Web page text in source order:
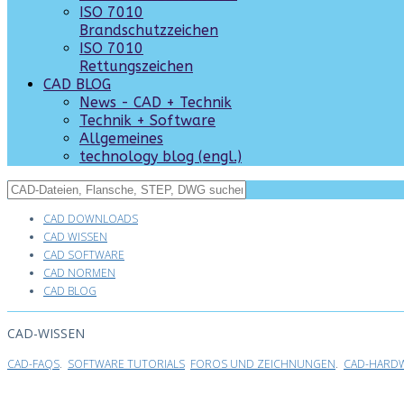
ISO 7010
Brandschutzzeichen
ISO 7010
Rettungszeichen
CAD BLOG
News - CAD + Technik
Technik + Software
Allgemeines
technology blog (engl.)
CAD DOWNLOADS
CAD WISSEN
CAD SOFTWARE
CAD NORMEN
CAD BLOG
CAD-WISSEN
CAD-FAQS. SOFTWARE TUTORIALS FOROS UND ZEICHNUNGEN. CAD-